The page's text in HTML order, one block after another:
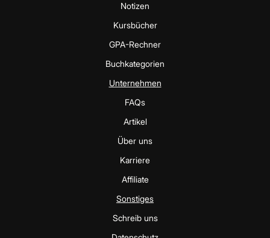
Notizen
Kursbücher
GPA-Rechner
Buchkategorien
Unternehmen
FAQs
Artikel
Über uns
Karriere
Affiliate
Sonstiges
Schreib uns